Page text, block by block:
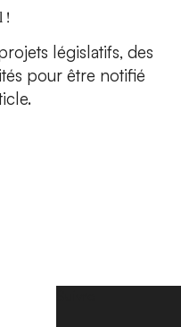
!
législatifs, des
pour être notifié